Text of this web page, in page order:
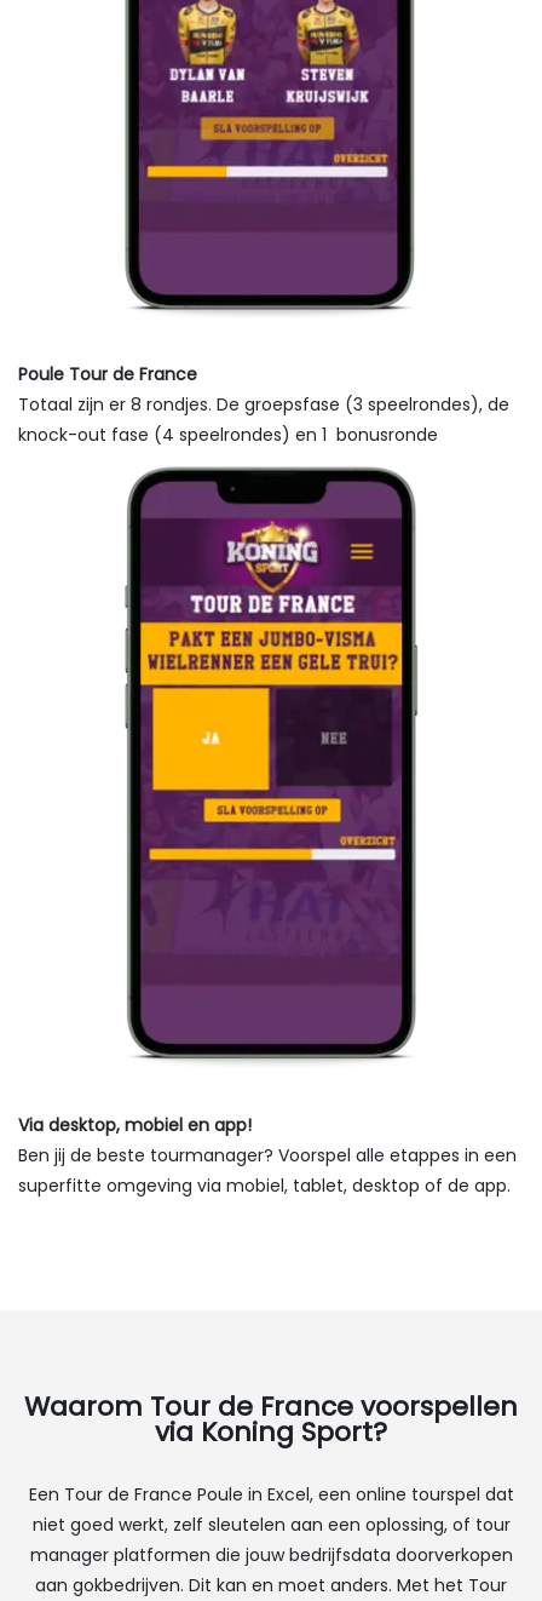
Poule Tour de France
Totaal zijn er 8 rondjes. De groepsfase (3 speelrondes), de
knock-out fase (4 speelrondes) en 1 bonusronde
Via desktop, mobiel en app!
Ben jij de beste tourmanager? Voorspel alle etappes in een
superfitte omgeving via mobiel, tablet, desktop of de app.
Waarom Tour de France voorspellen
via Koning Sport?
Een Tour de France Poule in Excel, een online tourspel dat
niet goed werkt, zelf sleutelen aan een oplossing, of tour
manager platformen die jouw bedrijfsdata doorverkopen
aan gokbedrijven. Dit kan en moet anders. Met het Tour